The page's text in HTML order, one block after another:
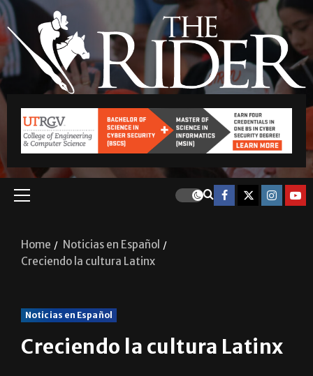
Home
Noticias en Español
Creciendo la cultura Latinx
Noticias en Español
Creciendo la cultura Latinx